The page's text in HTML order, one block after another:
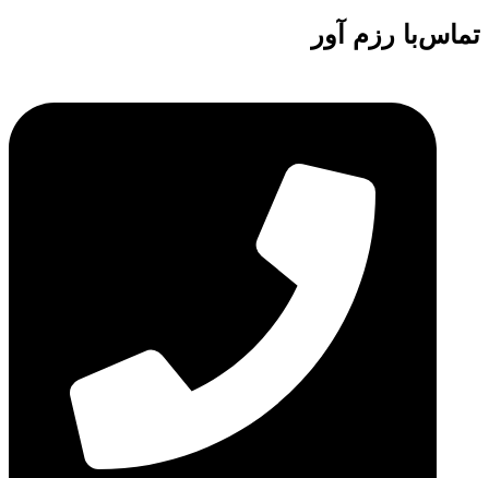
تماس‌با رزم آور